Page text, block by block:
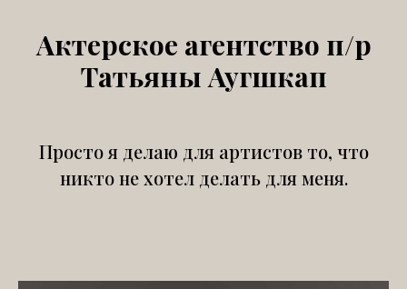
Актерское агентство п/р
Татьяны Аугшкап
Просто я делаю для артистов то, что
никто не хотел делать для меня.